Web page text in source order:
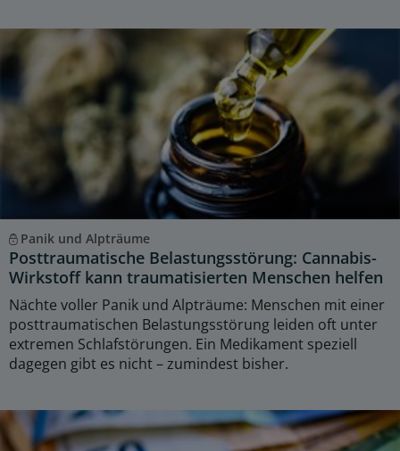
Panik und Alpträume
Posttraumatische Belastungsstörung: Cannabis-
Wirkstoff kann traumatisierten Menschen helfen
Nächte voller Panik und Alpträume: Menschen mit einer
posttraumatischen Belastungsstörung leiden oft unter
extremen Schlafstörungen. Ein Medikament speziell
dagegen gibt es nicht – zumindest bisher.